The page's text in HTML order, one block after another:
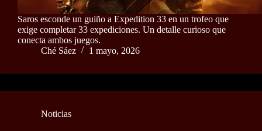
Saros esconde un guiño a Expedition 33 en un trofeo que
exige completar 33 expediciones. Un detalle curioso que
conecta ambos juegos.
Ché Sáez
1 mayo, 2026
Noticias